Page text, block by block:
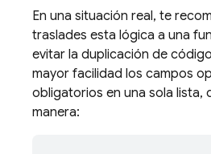
En una situación real, te
traslades esta lógica a una
evitar la duplicación de
mayor facilidad los campos
obligatorios en una sola lista,
manera: